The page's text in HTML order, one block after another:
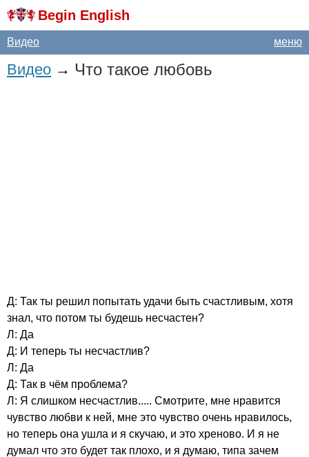
Begin English
меню
Видео
Видео → Что такое любовь
Д: Так ты решил попытать удачи быть счастливым, хотя
знал, что потом ты будешь несчастен?
Л: Да
Д: И теперь ты несчастлив?
Л: Да
Д: Так в чём проблема?
Л: Я слишком несчастлив..... Смотрите, мне нравится
чувство любви к ней, мне это чувство очень нравилось,
но теперь она ушла и я скучаю, и это хреново. И я не
думал что это будет так плохо, и я думаю, типа зачем